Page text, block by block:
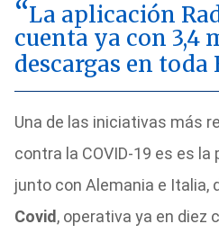
La aplicación
cuenta ya con 3,4
descargas en toda
Una de las iniciativas más
contra la COVID-19 es es
junto con Alemania e Italia,
Covid , operativa ya en diez